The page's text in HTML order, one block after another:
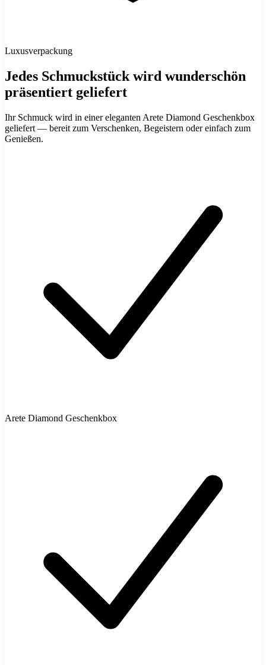
Luxusverpackung
Jedes Schmuckstück wird wunderschön
präsentiert geliefert
Ihr Schmuck wird in einer eleganten Arete Diamond Geschenkbox
geliefert — bereit zum Verschenken, Begeistern oder einfach zum
Genießen.
Arete Diamond Geschenkbox